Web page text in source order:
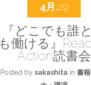
4月.29
『どこでも誰
も働ける』
Action読書会
Posted by sakashita in 書籍